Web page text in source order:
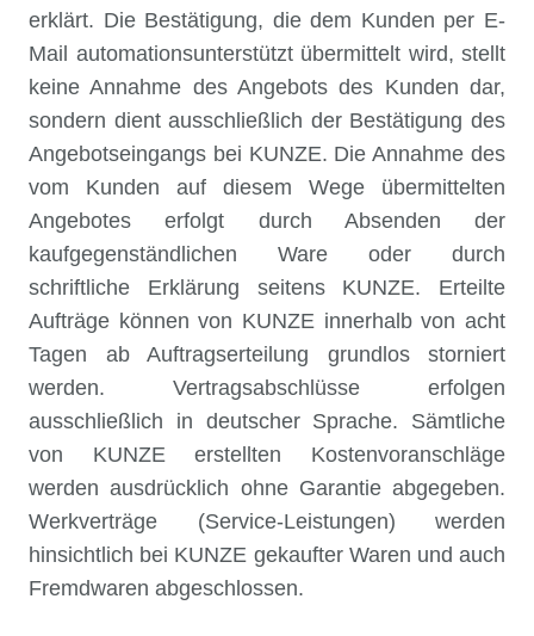
erklärt. Die Bestätigung, die dem Kunden per E-
Mail automationsunterstützt übermittelt wird, stellt
keine Annahme des Angebots des Kunden dar,
sondern dient ausschließlich der Bestätigung des
Angebotseingangs bei KUNZE. Die Annahme des
vom Kunden auf diesem Wege übermittelten
Angebotes erfolgt durch Absenden der
kaufgegenständlichen Ware oder durch
schriftliche Erklärung seitens KUNZE. Erteilte
Aufträge können von KUNZE innerhalb von acht
Tagen ab Auftragserteilung grundlos storniert
werden. Vertragsabschlüsse erfolgen
ausschließlich in deutscher Sprache. Sämtliche
von KUNZE erstellten Kostenvoranschläge
werden ausdrücklich ohne Garantie abgegeben.
Werkverträge (Service-Leistungen) werden
hinsichtlich bei KUNZE gekaufter Waren und auch
Fremdwaren abgeschlossen.